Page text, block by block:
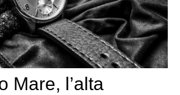
Mare, l’alta